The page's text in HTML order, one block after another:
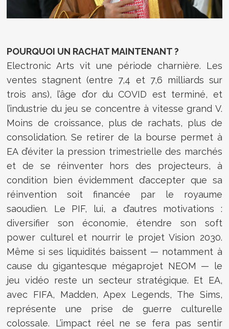
POURQUOI UN RACHAT MAINTENANT ?
Electronic Arts vit une période charnière. Les
ventes stagnent (entre 7,4 et 7,6 milliards sur
trois ans), l’âge d’or du COVID est terminé, et
l’industrie du jeu se concentre à vitesse grand V.
Moins de croissance, plus de rachats, plus de
consolidation. Se retirer de la bourse permet à
EA d’éviter la pression trimestrielle des marchés
et de se réinventer hors des projecteurs, à
condition bien évidemment d’accepter que sa
réinvention soit financée par le royaume
saoudien. Le PIF, lui, a d’autres motivations :
diversifier son économie, étendre son soft
power culturel et nourrir le projet Vision 2030.
Même si ses liquidités baissent — notamment à
cause du gigantesque mégaprojet NEOM — le
jeu vidéo reste un secteur stratégique. Et EA,
avec FIFA, Madden, Apex Legends, The Sims,
représente une prise de guerre culturelle
colossale. L’impact réel ne se fera pas sentir